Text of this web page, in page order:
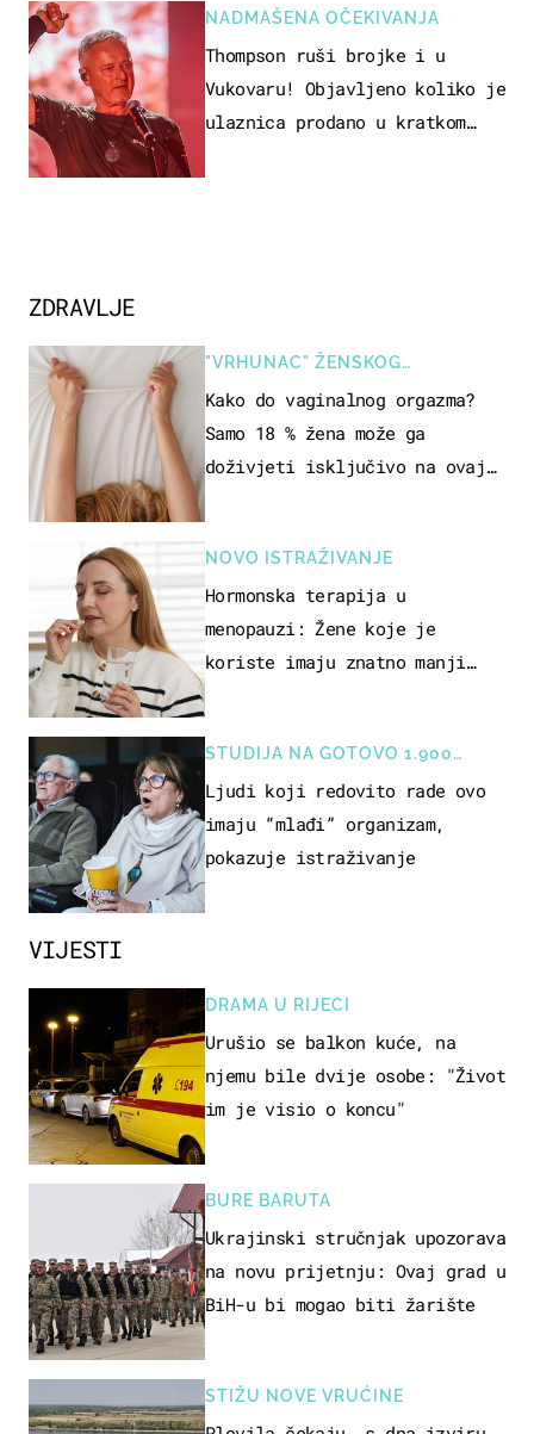
VIJESTI
DRAMA U RIJECI
Urušio se balkon kuće, na
njemu bile dvije osobe: "Život
im je visio o koncu"
BURE BARUTA
Ukrajinski stručnjak upozorava
na novu prijetnju: Ovaj grad u
BiH-u bi mogao biti žarište
STIŽU NOVE VRUĆINE
NADMAŠENA OČEKIVANJA
Thompson ruši brojke i u
Vukovaru! Objavljeno koliko je
ulaznica prodano u kratkom
ZDRAVLJE
"VRHUNAC" ŽENSKOG
SEKSUALNOG ISKUSTVA
Kako do vaginalnog orgazma?
Samo 18 % žena može ga
doživjeti isključivo na ovaj
NOVO ISTRAŽIVANJE
Hormonska terapija u
menopauzi: Žene koje je
koriste imaju znatno manji
STUDIJA NA GOTOVO 1.900
OSOBA
Ljudi koji redovito rade ovo
imaju “mlađi” organizam,
pokazuje istraživanje